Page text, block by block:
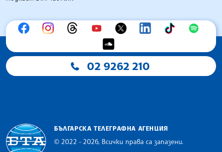
02 9262 210
БЪЛГАРСКА ТЕЛЕГРАФНА АГЕНЦИЯ
© 2022 - 2026, Всички права са запазени.